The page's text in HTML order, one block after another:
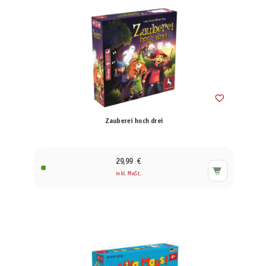
Zauberei hoch drei
29,99 €
inkl. MwSt.